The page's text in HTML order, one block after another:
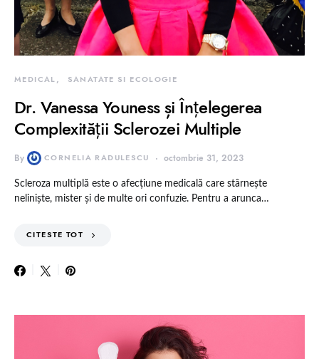
MEDICAL SANATATE SI ECOLOGIE
Dr. Vanessa Youness și Înțelegerea
Complexității Sclerozei Multiple
By CORNELIA RADULESCU octombrie 31, 2023
Scleroza multiplă este o afecțiune medicală care stârnește
neliniște, mister și de multe ori confuzie. Pentru a arunca…
CITESTE TOT